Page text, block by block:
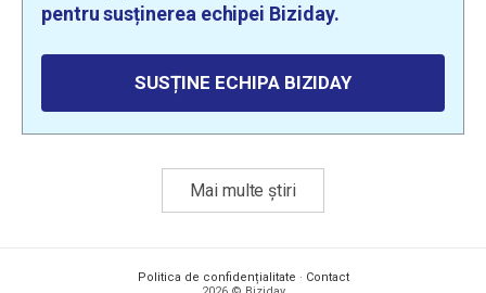
pentru susținerea echipei Biziday.
SUSȚINE ECHIPA BIZIDAY
Mai multe știri
Politica de confidențialitate · Contact